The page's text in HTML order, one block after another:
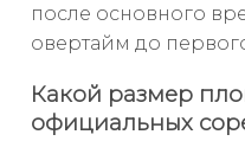
после основного
овертайм до
Какой размер
официальных